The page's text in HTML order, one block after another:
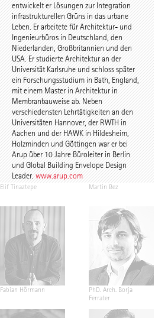
entwickelt er Lösungen zur Integration
infrastrukturellen Grüns in das urbane
Leben. Er arbeitete für Architektur- und
Ingenieurbüros in Deutschland, den
Niederlanden, Großbritannien und den
USA. Er studierte Architektur an der
Universität Karlsruhe und schloss später
ein Forschungsstudium in Bath, England,
mit einem Master in Architektur in
Membranbauweise ab. Neben
verschiedensten Lehrtätigkeiten an den
Universitäten Hannover, der RWTH in
Aachen und der HAWK in Hildesheim,
Holzminden und Göttingen war er bei
Arup über 10 Jahre Büroleiter in Berlin
und Global Building Envelope Design
Leader. www.arup.com
Prof. Dr. Dr. E.h. Dr. h.c.
Werner Sobek
Chris Middleton
Elif Tinaztepe Martin Bez
Fabian Hörmann
PhD. Arch. Borja
Ferrater